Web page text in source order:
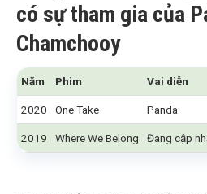
có sự tham gia của
Chamchooy
Năm Phim Vai diễn
2020 One Take Panda
2019 Where We Belong Đang cập